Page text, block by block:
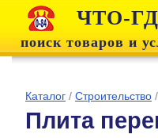
ЧТО-
поиск товаров и
Каталог / Строительство /
Плита